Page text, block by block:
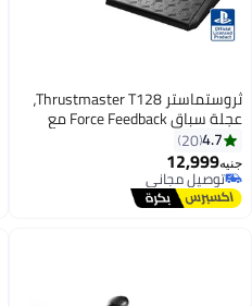
ثروستماستر Thrustmaster T128،
عجلة سباق Force Feedback مع
بلاي ستيشن 4، الكمبيوتر الشخصي
4.7
20
جنيه12,999
توصيل مجاني
توصيل مجاني